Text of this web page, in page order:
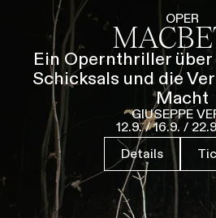
Führungen Jobs
OPER
Ein Opernthriller
Schicksals und die
Macht
GIUSEPPE
12.9. / 16.9. /
Details